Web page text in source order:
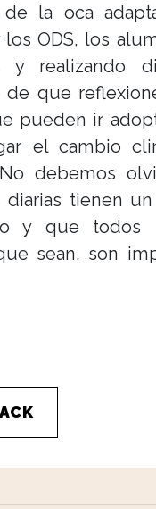
la oca
ODS, los
y realizando
que
pueden ir
el cambio
debemos
diarias tienen
y que todos
sean, son